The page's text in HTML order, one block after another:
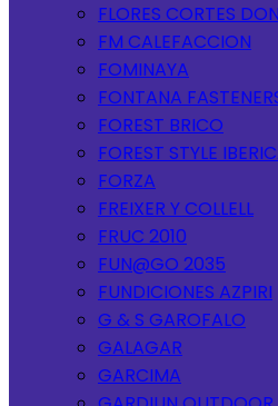
FLORES CORTES
FM CALEFACCION
FOMINAYA
FONTANA
FOREST BRICO
FOREST STYLE
FORZA
FREIXER Y COLLELL
FRUC 2010
FUN@GO 2035
FUNDICIONES AZPIRI
G & S GAROFALO
GALAGAR
GARCIMA